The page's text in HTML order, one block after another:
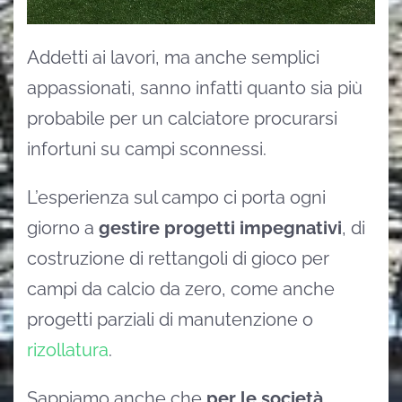
Addetti ai lavori, ma anche semplici
appassionati, sanno infatti quanto sia più
probabile per un calciatore procurarsi
infortuni su campi sconnessi.
L’esperienza sul campo ci porta ogni
giorno a gestire progetti impegnativi, di
costruzione di rettangoli di gioco per
campi da calcio da zero, come anche
progetti parziali di manutenzione o
rizollatura.